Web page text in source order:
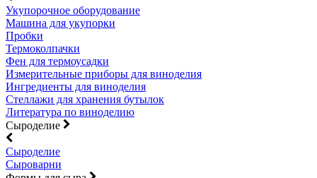
Укупорочное оборудование
Машина для укупорки
Пробки
Термоколпачки
Фен для термоусадки
Измерительные приборы для виноделия
Ингредиенты для виноделия
Стеллажи для хранения бутылок
Литература по виноделию
Сыроделие
Сыроделие
Сыроварни